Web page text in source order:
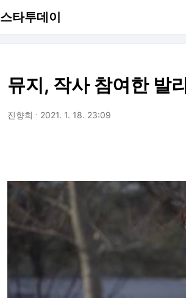
스타투데이
뮤지, 작사 참여한 발
진향희 2021. 1. 18. 23:09